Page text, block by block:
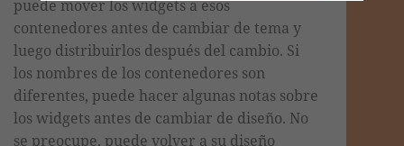
puede mover los widgets a esos
contenedores antes de cambiar de tema y
luego distribuirlos después del cambio. Si
los nombres de los contenedores son
diferentes, puede hacer algunas notas sobre
los widgets antes de cambiar de diseño. No
se preocupe, puede volver a su diseño